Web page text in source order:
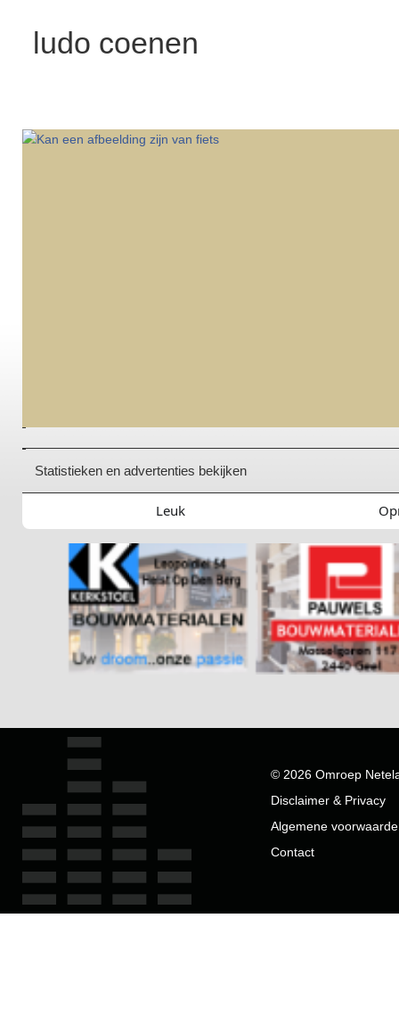
ludo coenen
Statistieken en advertenties bekijken
Leuk
© 2026 Omroep
Disclaimer & Privacy
Algemene
Contact